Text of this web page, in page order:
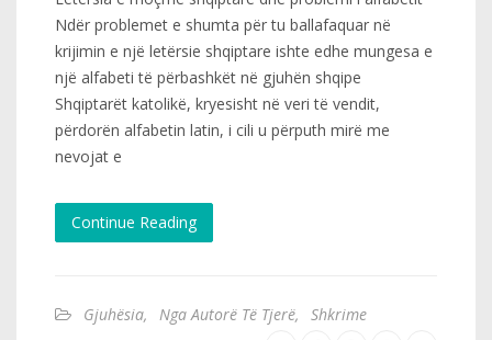
Ndër problemet e shumta për tu ballafaquar në
krijimin e një letërsie shqiptare ishte edhe mungesa e
një alfabeti të përbashkët në gjuhën shqipe
Shqiptarët katolikë, kryesisht në veri të vendit,
përdorën alfabetin latin, i cili u përputh mirë me
nevojat e
Continue Reading
Gjuhësia, Nga Autorë Të Tjerë, Shkrime